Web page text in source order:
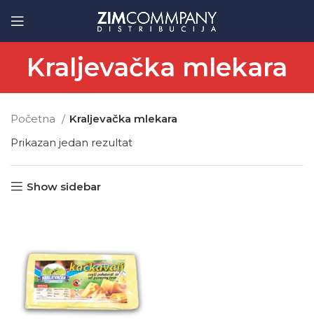
Kraljevačka mlekara
Početna
Kraljevačka mlekara
Prikazan jedan rezultat
Show sidebar